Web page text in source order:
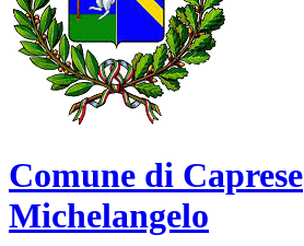
Comune di Caprese
Michelangelo